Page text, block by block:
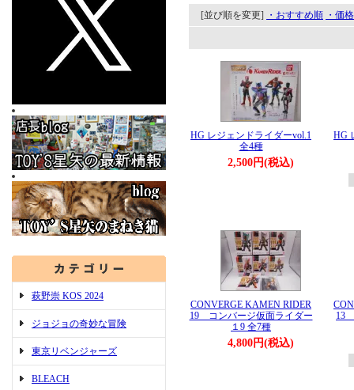
萩野崇 KOS 2024
ジョジョの奇妙な冒険
東京リベンジャーズ
BLEACH
[並び順を変更] ・おすすめ順 ・価
HG レジェンドライダーvol.1
全4種
2,500円(税込)
HG
CONVERGE KAMEN RIDER
19 コンバージ仮面ライダー
１9 全7種
4,800円(税込)
13